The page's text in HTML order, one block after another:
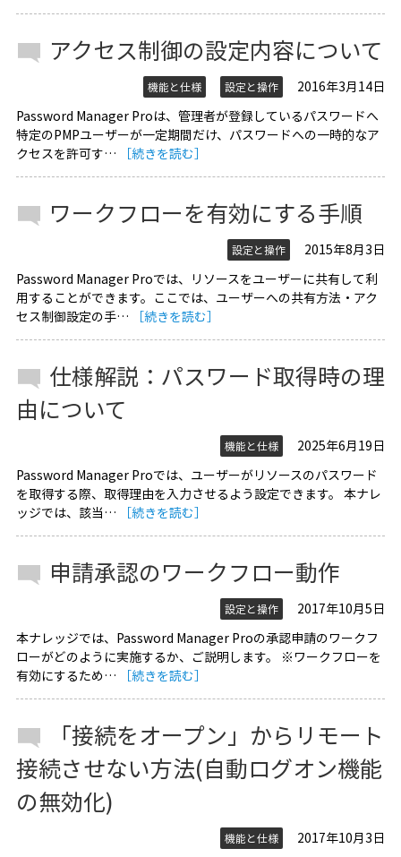
アクセス制御の設定内容について
機能と仕様 設定と操作
2016年3月14日
Password Manager Proは、管理者が登録しているパスワードへ
特定のPMPユーザーが一定期間だけ、パスワードへの一時的なア
クセスを許可す…
［続きを読む］
ワークフローを有効にする手順
設定と操作
2015年8月3日
Password Manager Proでは、リソースをユーザーに共有して利
用することができます。ここでは、ユーザーへの共有方法・アク
セス制御設定の手…
［続きを読む］
仕様解説：パスワード取得時の理
由について
機能と仕様
2025年6月19日
Password Manager Proでは、ユーザーがリソースのパスワード
を取得する際、取得理由を入力させるよう設定できます。 本ナレ
ッジでは、該当…
［続きを読む］
申請承認のワークフロー動作
設定と操作
2017年10月5日
本ナレッジでは、Password Manager Proの承認申請のワークフ
ローがどのように実施するか、ご説明します。 ※ワークフローを
有効にするため…
［続きを読む］
「接続をオープン」からリモート
接続させない方法(自動ログオン機能
の無効化)
機能と仕様
2017年10月3日